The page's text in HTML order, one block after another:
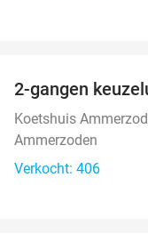
2-gangen
Koetshuis
Ammerzoden
Verkocht: 406